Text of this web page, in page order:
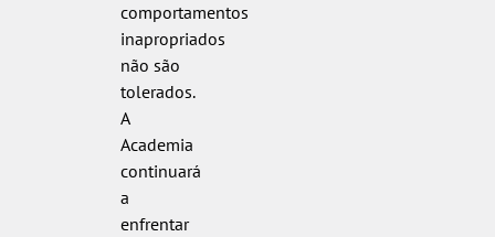
comportamentos
inapropriados
não são
tolerados.
A
Academia
continuará
a
enfrentar